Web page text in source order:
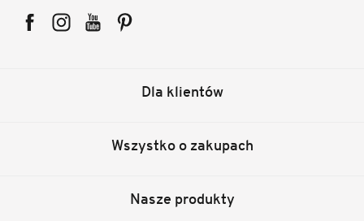
Dla klientów
Wszystko o zakupach
Nasze produkty